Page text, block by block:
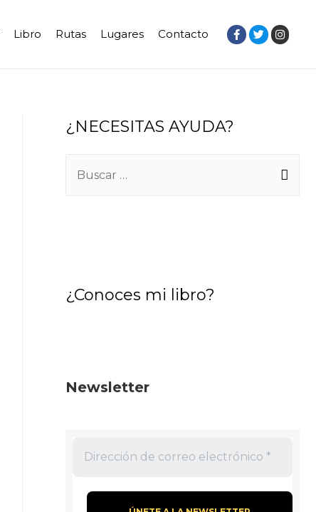
Libro Rutas Lugares Contacto
¿NECESITAS AYUDA?
¿Conoces mi libro?
Newsletter